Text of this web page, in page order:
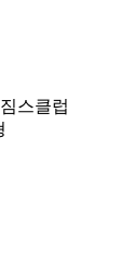
스클럽